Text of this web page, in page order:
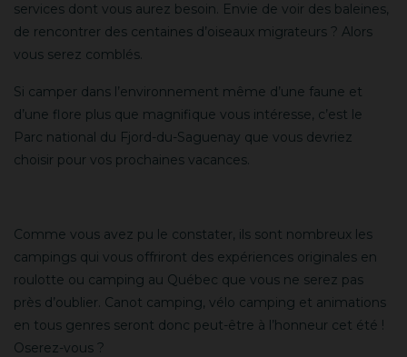
services dont vous aurez besoin. Envie de voir des baleines,
de rencontrer des centaines d’oiseaux migrateurs ? Alors
vous serez comblés.
Si camper dans l’environnement même d’une faune et
d’une flore plus que magnifique vous intéresse, c’est le
Parc national du Fjord-du-Saguenay que vous devriez
choisir pour vos prochaines vacances.
Comme vous avez pu le constater, ils sont nombreux les
campings qui vous offriront des expériences originales en
roulotte ou camping au Québec que vous ne serez pas
près d’oublier. Canot camping, vélo camping et animations
en tous genres seront donc peut-être à l’honneur cet été !
Oserez-vous ?